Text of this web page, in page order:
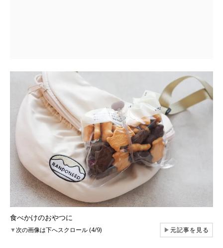
食べかけのおやつに
▼次の画像は下へスクロール (4/9) ▶元記事を見る